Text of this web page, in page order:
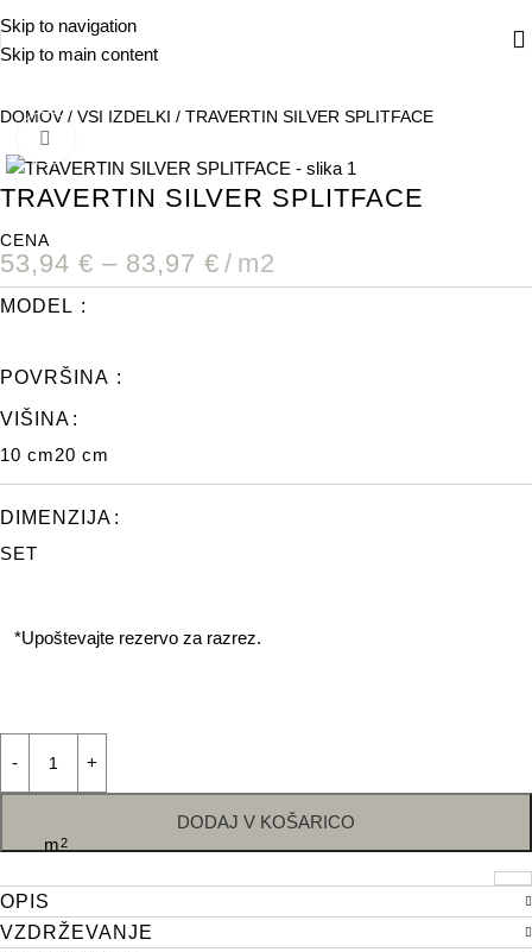
Skip to navigation
Skip to main content
DOMOV/ VSI IZDELKI / TRAVERTIN SILVER SPLITFACE
TRAVERTIN SILVER SPLITFACE
CENA
53,94 € – 83,97 € m2
MODEL
POVRŠINA
VIŠINA
10 cm20 cm
DIMENZIJA
SET
*Upoštevajte rezervo za razrez.
DODAJ V KOŠARICO
m2
OPIS
VZDRŽEVANJE